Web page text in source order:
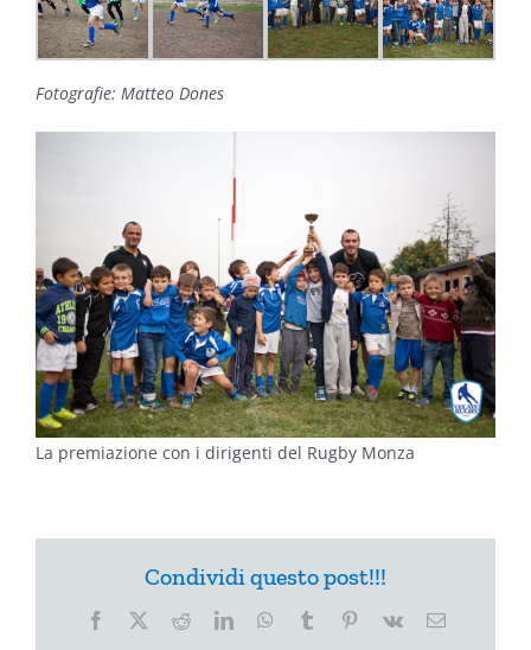
Fotografie: Matteo Dones
La premiazione con i dirigenti del Rugby Monza
Condividi questo post!!!
Facebook
X RedditLinkedInWhatsApp
Tumblr Pinterest
Vk Email